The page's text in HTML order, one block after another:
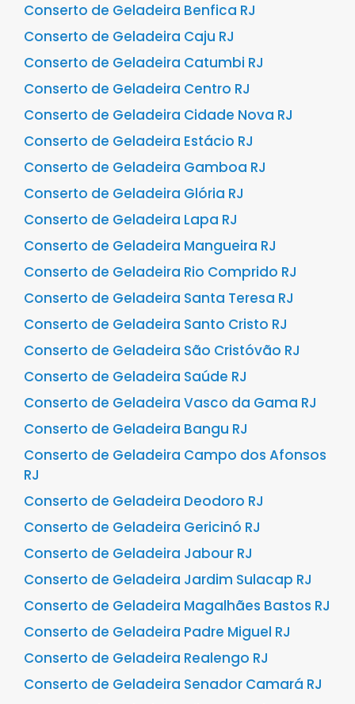
Conserto de Geladeira Benfica RJ
Conserto de Geladeira Caju RJ
Conserto de Geladeira Catumbi RJ
Conserto de Geladeira Centro RJ
Conserto de Geladeira Cidade Nova RJ
Conserto de Geladeira Estácio RJ
Conserto de Geladeira Gamboa RJ
Conserto de Geladeira Glória RJ
Conserto de Geladeira Lapa RJ
Conserto de Geladeira Mangueira RJ
Conserto de Geladeira Rio Comprido RJ
Conserto de Geladeira Santa Teresa RJ
Conserto de Geladeira Santo Cristo RJ
Conserto de Geladeira São Cristóvão RJ
Conserto de Geladeira Saúde RJ
Conserto de Geladeira Vasco da Gama RJ
Conserto de Geladeira Bangu RJ
Conserto de Geladeira Campo dos Afonsos
RJ
Conserto de Geladeira Deodoro RJ
Conserto de Geladeira Gericinó RJ
Conserto de Geladeira Jabour RJ
Conserto de Geladeira Jardim Sulacap RJ
Conserto de Geladeira Magalhães Bastos RJ
Conserto de Geladeira Padre Miguel RJ
Conserto de Geladeira Realengo RJ
Conserto de Geladeira Senador Camará RJ